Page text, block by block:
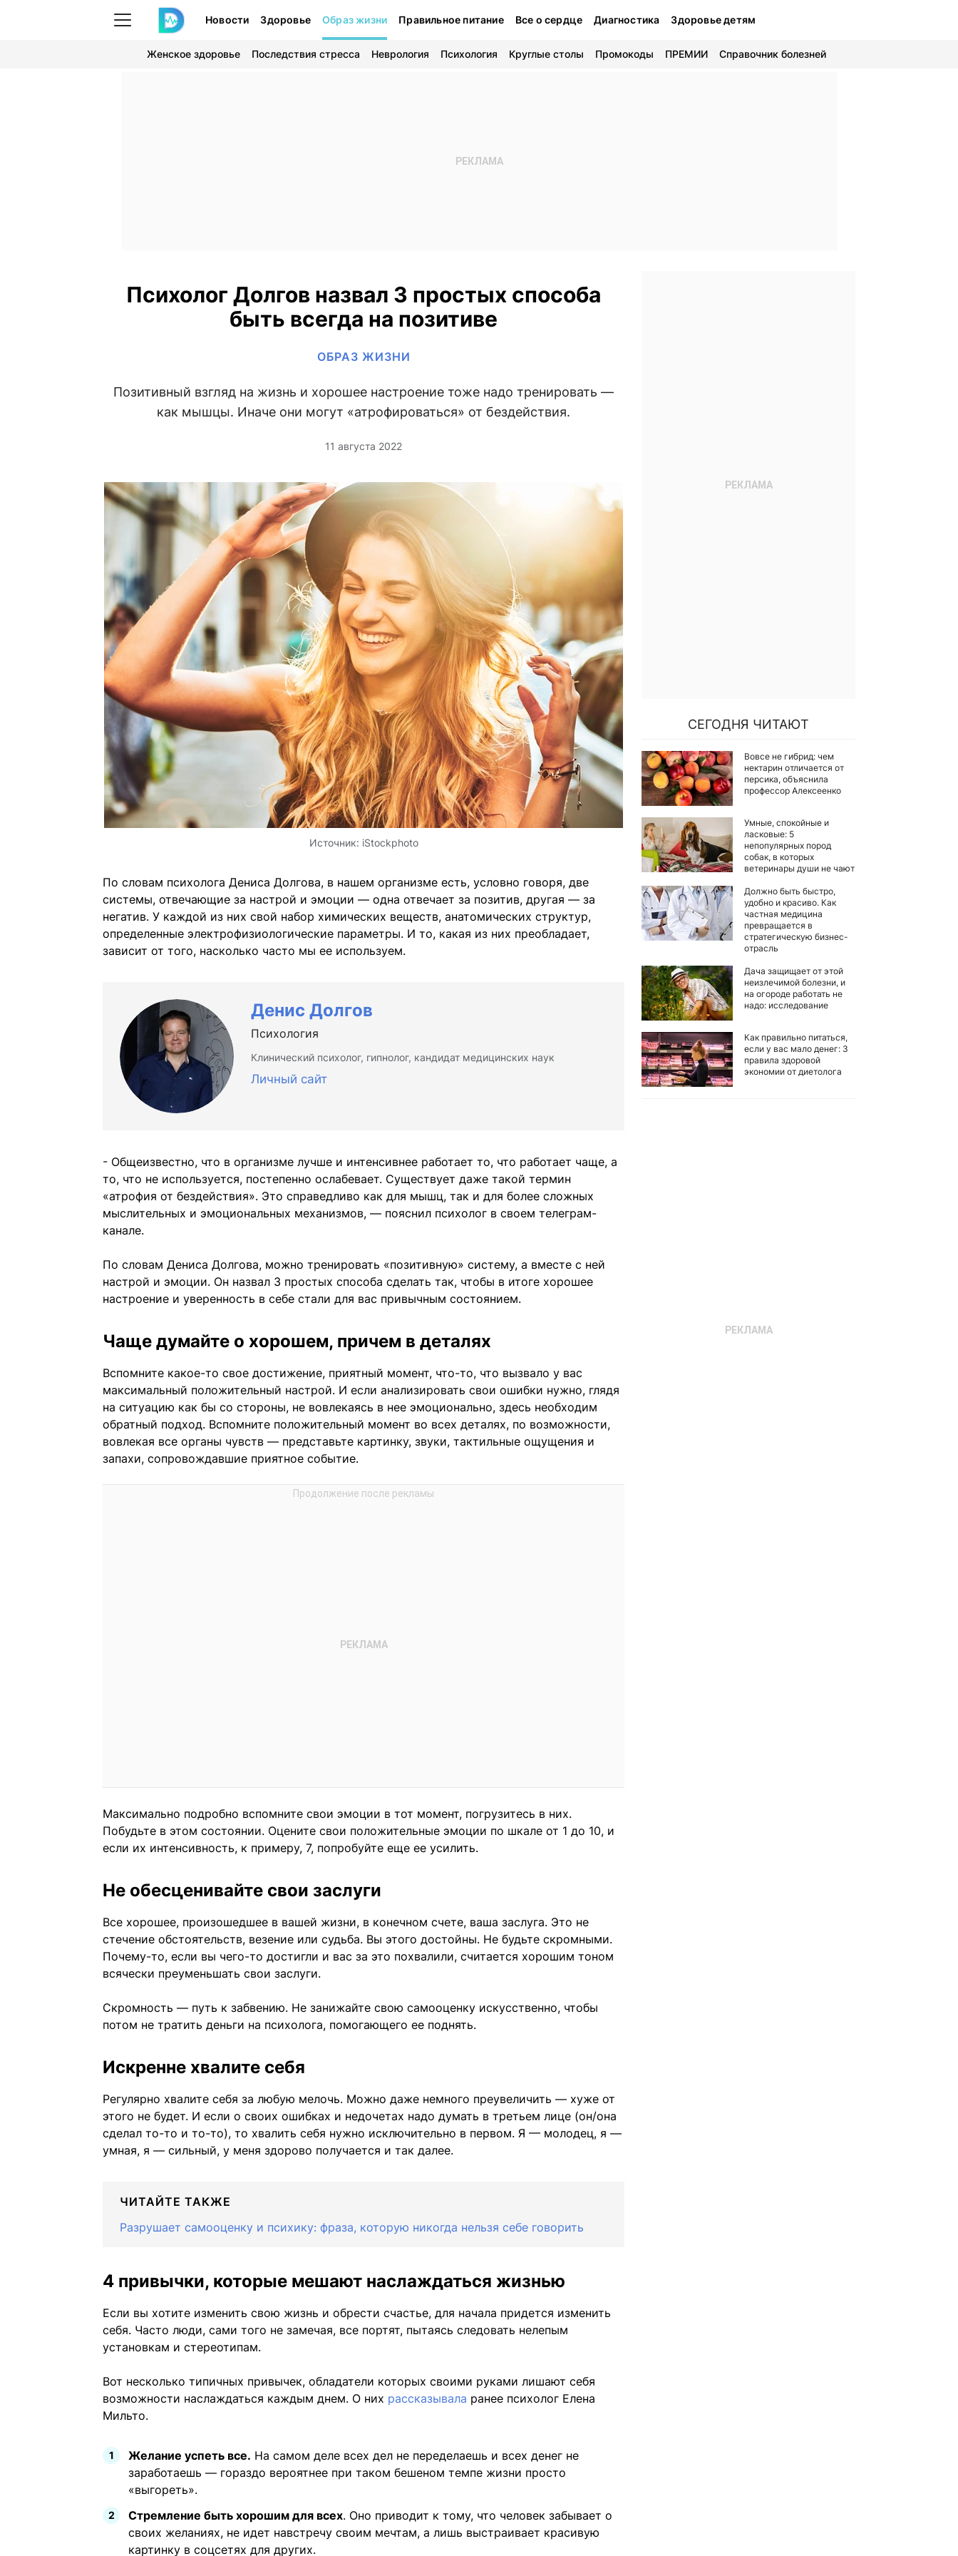
Новости Здоровье Образ жизни Правильное питание Все о сердце Диагностика Здоровье детям
Женское здоровье Последствия стресса Неврология Психология Круглые столы Промокоды ПРЕМИИ Справочник болезней
Психолог Долгов назвал 3 простых способа
быть всегда на позитиве
ОБРАЗ ЖИЗНИ
Позитивный взгляд на жизнь и хорошее настроение тоже надо тренировать —
как мышцы. Иначе они могут «атрофироваться» от бездействия.
11 августа 2022
Источник: iStockphoto
По словам психолога Дениса Долгова, в нашем организме есть, условно говоря, две
системы, отвечающие за настрой и эмоции — одна отвечает за позитив, другая — за
негатив. У каждой из них свой набор химических веществ, анатомических структур,
определенные электрофизиологические параметры. И то, какая из них преобладает,
зависит от того, насколько часто мы ее используем.
Денис Долгов
Психология
Клинический психолог, гипнолог, кандидат медицинских наук
Личный сайт
- Общеизвестно, что в организме лучше и интенсивнее работает то, что работает чаще, а
то, что не используется, постепенно ослабевает. Существует даже такой термин
«атрофия от бездействия». Это справедливо как для мышц, так и для более сложных
мыслительных и эмоциональных механизмов, — пояснил психолог в своем телеграм-
канале.
По словам Дениса Долгова, можно тренировать «позитивную» систему, а вместе с ней
настрой и эмоции. Он назвал 3 простых способа сделать так, чтобы в итоге хорошее
настроение и уверенность в себе стали для вас привычным состоянием.
Чаще думайте о хорошем, причем в деталях
Вспомните какое-то свое достижение, приятный момент, что-то, что вызвало у вас
максимальный положительный настрой. И если анализировать свои ошибки нужно, глядя
на ситуацию как бы со стороны, не вовлекаясь в нее эмоционально, здесь необходим
обратный подход. Вспомните положительный момент во всех деталях, по возможности,
вовлекая все органы чувств — представьте картинку, звуки, тактильные ощущения и
запахи, сопровождавшие приятное событие.
Максимально подробно вспомните свои эмоции в тот момент, погрузитесь в них.
Побудьте в этом состоянии. Оцените свои положительные эмоции по шкале от 1 до 10, и
если их интенсивность, к примеру, 7, попробуйте еще ее усилить.
Не обесценивайте свои заслуги
Все хорошее, произошедшее в вашей жизни, в конечном счете, ваша заслуга. Это не
стечение обстоятельств, везение или судьба. Вы этого достойны. Не будьте скромными.
Почему-то, если вы чего-то достигли и вас за это похвалили, считается хорошим тоном
всячески преуменьшать свои заслуги.
Скромность — путь к забвению. Не занижайте свою самооценку искусственно, чтобы
потом не тратить деньги на психолога, помогающего ее поднять.
Искренне хвалите себя
Регулярно хвалите себя за любую мелочь. Можно даже немного преувеличить — хуже от
этого не будет. И если о своих ошибках и недочетах надо думать в третьем лице (он/она
сделал то-то и то-то), то хвалить себя нужно исключительно в первом. Я — молодец, я —
умная, я — сильный, у меня здорово получается и так далее.
ЧИТАЙТЕ ТАКЖЕ
Разрушает самооценку и психику: фраза, которую никогда нельзя себе говорить
4 привычки, которые мешают наслаждаться жизнью
Если вы хотите изменить свою жизнь и обрести счастье, для начала придется изменить
себя. Часто люди, сами того не замечая, все портят, пытаясь следовать нелепым
установкам и стереотипам.
Вот несколько типичных привычек, обладатели которых своими руками лишают себя
возможности наслаждаться каждым днем. О них рассказывала ранее психолог Елена
Мильто.
Желание успеть все. На самом деле всех дел не переделаешь и всех денег не
заработаешь — гораздо вероятнее при таком бешеном темпе жизни просто
«выгореть».
Стремление быть хорошим для всех. Оно приводит к тому, что человек забывает о
своих желаниях, не идет навстречу своим мечтам, а лишь выстраивает красивую
картинку в соцсетях для других.
СЕГОДНЯ ЧИТАЮТ
Вовсе не гибрид: чем
нектарин отличается от
персика, объяснила
профессор Алексеенко
Умные, спокойные и
ласковые: 5
непопулярных пород
собак, в которых
ветеринары души не чают
Должно быть быстро,
удобно и красиво. Как
частная медицина
превращается в
стратегическую бизнес-
отрасль
Дача защищает от этой
неизлечимой болезни, и
на огороде работать не
надо: исследование
Как правильно питаться,
если у вас мало денег: 3
правила здоровой
экономии от диетолога